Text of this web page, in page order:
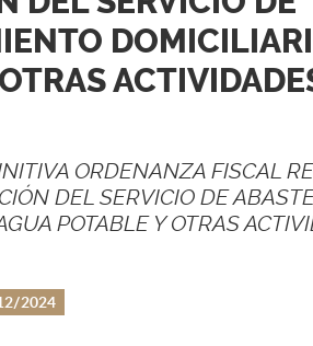
ORDENANZA FISCAL
DEL SERVICIO DE
POTABLE Y OTRAS
2024